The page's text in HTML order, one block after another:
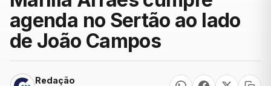
agenda no Sertão ao lado
de João Campos
Redação